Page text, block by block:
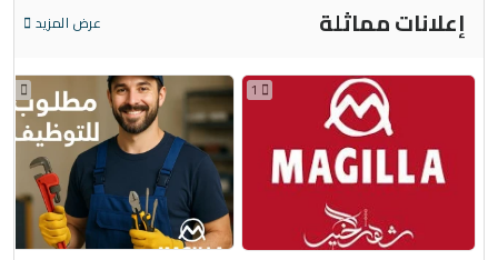
إعلانات مماثلة عرض المزيد
1
1